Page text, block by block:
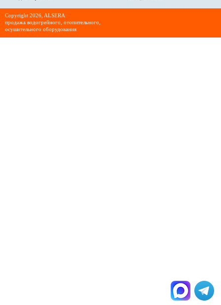
Сopyright 2026, ALSERA:
продажа водогрейного, отопительного,
осушительного оборудования